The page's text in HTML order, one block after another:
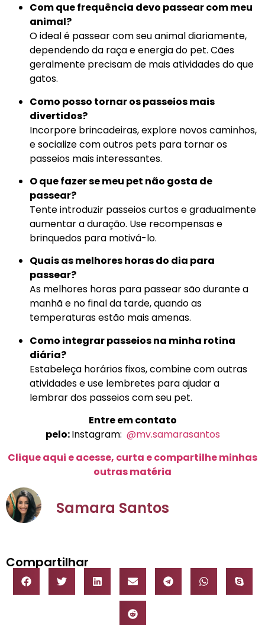
Com que frequência devo passear com meu
animal?
O ideal é passear com seu animal diariamente,
dependendo da raça e energia do pet. Cães
geralmente precisam de mais atividades do que
gatos.
Como posso tornar os passeios mais
divertidos?
Incorpore brincadeiras, explore novos caminhos,
e socialize com outros pets para tornar os
passeios mais interessantes.
O que fazer se meu pet não gosta de
passear?
Tente introduzir passeios curtos e gradualmente
aumentar a duração. Use recompensas e
brinquedos para motivá-lo.
Quais as melhores horas do dia para
passear?
As melhores horas para passear são durante a
manhã e no final da tarde, quando as
temperaturas estão mais amenas.
Como integrar passeios na minha rotina
diária?
Estabeleça horários fixos, combine com outras
atividades e use lembretes para ajudar a
lembrar dos passeios com seu pet.
Entre em contato
pelo:Instagram: @mv.samarasantos
Clique aqui e acesse, curta e compartilhe minhas
outras matéria
Samara Santos
Compartilhar